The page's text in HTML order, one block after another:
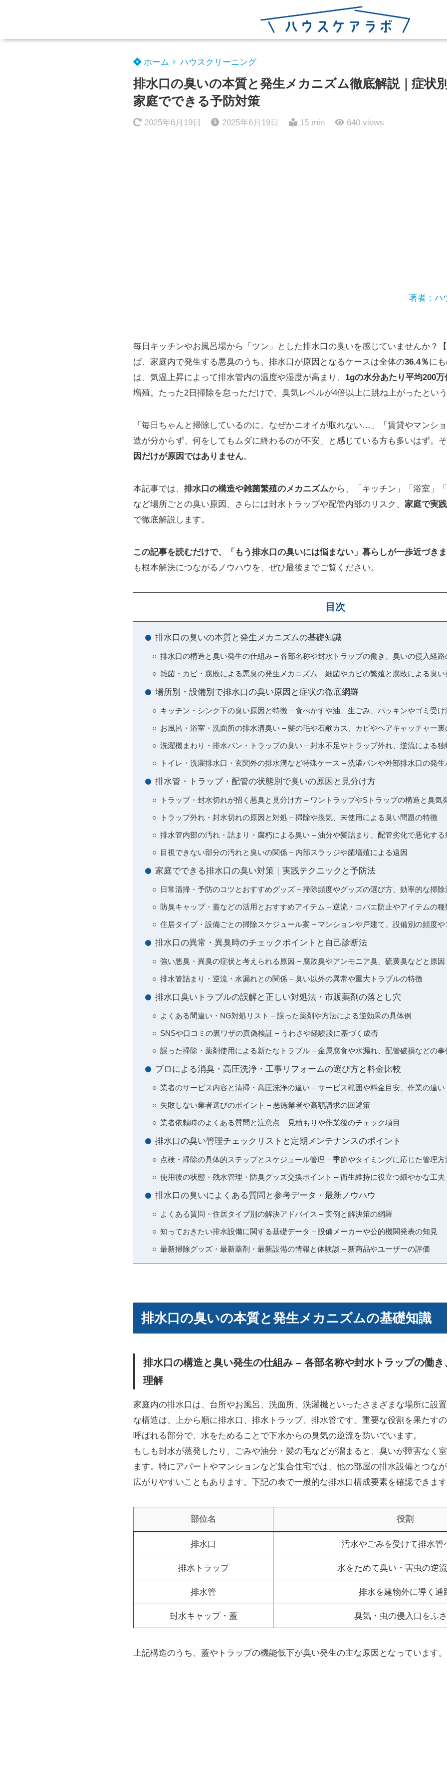
ホーム ハウスクリーニング
排水口の臭いの本質と発生メカニズム徹底解説｜症状
家庭でできる予防対策
2025年6月19日 2025年6月19日 15 min 640 views
著者：ハ
毎日キッチンやお風呂場から「ツン」とした排水口の臭いを感じていませんか？
ば、家庭内で発生する悪臭のうち、排水口が原因となるケースは全体の36.4％に
は、気温上昇によって排水管内の温度や湿度が高まり、 1gの水分あたり平均200万
増殖。たった2日掃除を怠っただけで、臭気レベルが4倍以上に跳ね上がったとい
「毎日ちゃんと掃除しているのに、なぜかニオイが取れない…」「賃貸やマンシ
造が分からず、何をしてもムダに終わるのが不安」と感じている方も多いはず。
因だけが原因ではありません。
本記事では、 排水口の構造や雑菌繁殖のメカニズムから、「キッチン」「浴室」
など場所ごとの臭い原因、さらには封水トラップや配管内部のリスク、 家庭で実
で徹底解説します。
この記事を読むだけで、「もう排水口の臭いには悩まない」暮らしが一歩近づき
も根本解決につながるノウハウを、ぜひ最後までご覧ください。
目次
排水口の臭いの本質と発生メカニズムの基礎知識
排水口の構造と臭い発生の仕組み – 各部名称や封水トラップの働き、臭いの侵入経路
雑菌・カビ・腐敗による悪臭の発生メカニズム – 細菌やカビの繁殖と腐敗による臭
場所別・設備別で排水口の臭い原因と症状の徹底網羅
キッチン・シンク下の臭い原因と特徴 – 食べかすや油、生ごみ、パッキンやゴミ受
お風呂・浴室・洗面所の排水溝臭い – 髪の毛や石鹸カス、カビやヘアキャッチャー裏
洗濯機まわり・排水パン・トラップの臭い – 封水不足やトラップ外れ、逆流による独
トイレ・洗濯排水口・玄関外の排水溝など特殊ケース – 洗濯パンや外部排水口の発
排水管・トラップ・配管の状態別で臭いの原因と見分け方
トラップ・封水切れが招く悪臭と見分け方 – ワントラップやSトラップの構造と臭気
トラップ外れ・封水切れの原因と対処 – 掃除や換気、未使用による臭い問題の特徴
排水管内部の汚れ・詰まり・腐朽による臭い – 油分や髪詰まり、配管劣化で悪化する
目視できない部分の汚れと臭いの関係 – 内部スラッジや菌増殖による遠因
家庭でできる排水口の臭い対策｜実践テクニックと予防法
日常清掃・予防のコツとおすすめグッズ – 掃除頻度やグッズの選び方、効率的な掃除
防臭キャップ・蓋などの活用とおすすめアイテム – 逆流・コバエ防止やアイテムの種
住居タイプ・設備ごとの掃除スケジュール案 – マンションや戸建て、設備別の頻度や
排水口の異常・異臭時のチェックポイントと自己診断法
強い悪臭・異臭の症状と考えられる原因 – 腐敗臭やアンモニア臭、硫黄臭などと原因
排水管詰まり・逆流・水漏れとの関係 – 臭い以外の異常や重大トラブルの特徴
排水口臭いトラブルの誤解と正しい対処法・市販薬剤の落とし穴
よくある間違い・NG対処リスト – 誤った薬剤や方法による逆効果の具体例
SNSや口コミの裏ワザの真偽検証 – うわさや経験談に基づく成否
誤った掃除・薬剤使用による新たなトラブル – 金属腐食や水漏れ、配管破損などの事
プロによる消臭・高圧洗浄・工事リフォームの選び方と料金比較
業者のサービス内容と清掃・高圧洗浄の違い – サービス範囲や料金目安、作業の違い
失敗しない業者選びのポイント – 悪徳業者や高額請求の回避策
業者依頼時のよくある質問と注意点 – 見積もりや作業後のチェック項目
排水口の臭い管理チェックリストと定期メンテナンスのポイント
点検・掃除の具体的ステップとスケジュール管理 – 季節やタイミングに応じた管理方
使用後の状態・残水管理・防臭グッズ交換ポイント – 衛生維持に役立つ細やかな工夫
排水口の臭いによくある質問と参考データ・最新ノウハウ
よくある質問・住居タイプ別の解決アドバイス – 実例と解決策の網羅
知っておきたい排水設備に関する基礎データ – 設備メーカーや公的機関発表の知見
最新掃除グッズ・最新薬剤・最新設備の情報と体験談 – 新商品やユーザーの評価
排水口の臭いの本質と発生メカニズムの基礎知識
排水口の構造と臭い発生の仕組み – 各部名称や封水トラップの働
理解
家庭内の排水口は、台所やお風呂、洗面所、洗濯機といったさまざまな場所に設
な構造は、上から順に排水口、排水トラップ、排水管です。重要な役割を果たす
呼ばれる部分で、水をためることで下水からの臭気の逆流を防いでいます。
もしも封水が蒸発したり、ごみや油分・髪の毛などが溜まると、臭いが障害なく
ます。特にアパートやマンションなど集合住宅では、他の部屋の排水設備とつな
広がりやすいこともあります。下記の表で一般的な排水口構成要素を確認できま
部位名 役割
排水口 汚水やごみを受けて排水管
排水トラップ 水をためて臭い・害虫の逆
排水管 排水を建物外に導く通
封水キャップ・蓋 臭気・虫の侵入口をふ
上記構造のうち、蓋やトラップの機能低下が臭い発生の主な原因となっています。